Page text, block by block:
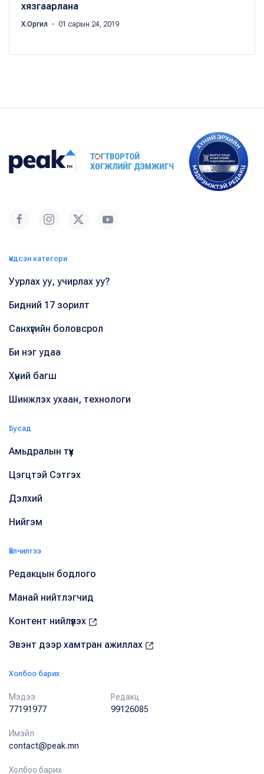
хязгаарлана
Х.Оргил ・ 01 сарын 24, 2019
Үндсэн категори
Уурлах уу, учирлах уу?
Бидний 17 зорилт
Санхүүгийн боловсрол
Би нэг удаа
Хүний багш
Шинжлэх ухаан, технологи
Бусад
Амьдралын түүх
Цэгцтэй Сэтгэх
Дэлхий
Нийгэм
Үйлчилгээ
Редакцын бодлого
Манай нийтлэгчид
Контент нийлүүлэх
Эвэнт дээр хамтран ажиллах
Холбоо барих
Мэдээ
77191977
Редакц
99126085
Имэйл
contact@peak.mn
Холбоо барих